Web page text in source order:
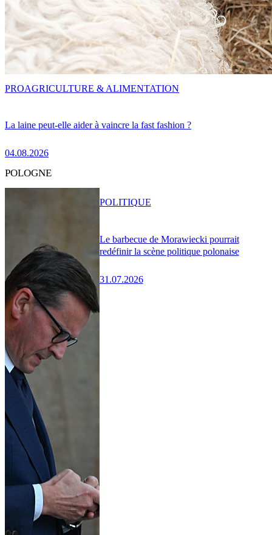
La laine peut-elle aider à vaincre la fast fashion ?
04.08.2026
PROAGRICULTURE & ALIMENTATION
POLOGNE
Le barbecue de Morawiecki pourrait
redéfinir la scène politique polonaise
31.07.2026
POLITIQUE